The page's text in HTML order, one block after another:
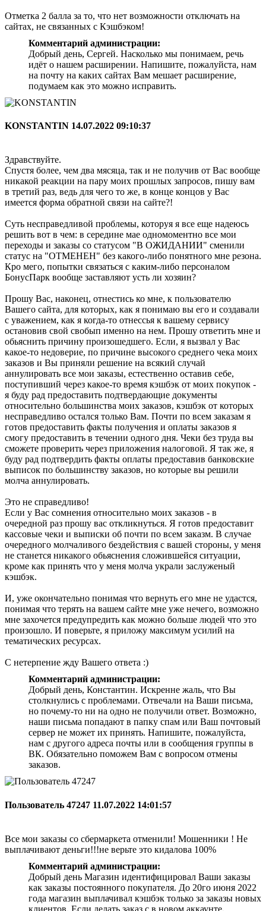
Отметка 2 балла за то, что нет возможности отключать на
сайтах, не связанных с Кэшбэком!
Комментарий администрации:
Добрый день, Сергей. Насколько мы понимаем, речь
идёт о нашем расширении. Напишите, пожалуйста, нам
на почту на каких сайтах Вам мешает расширение,
подумаем как это можно исправить.
KONSTANTIN 14.07.2022 09:10:37
Здравствуйте.
Спустя более, чем два мясяца, так и не получив от Вас вообще
никакой реакции на пару моих прошлых запросов, пишу вам
в третий раз, ведь для чего то же, в конце концов у Вас
имеется форма обратной связи на сайте?!
Суть несправедливой проблемы, которуя я все еще надеюсь
решить вот в чем: в середине мае одномоментно все мои
переходы и заказы со статусом "В ОЖИДАНИИ" сменили
статус на "ОТМЕНЕН" без какого-либо понятного мне резона.
Кро мего, попытки связаться с каким-либо персоналом
БонусПарк вообще заставляют усть ли хозяин?
Прошу Вас, наконец, отнестись ко мне, к пользователю
Вашего сайта, для которых, как я понимаю вы его и создавали
с уважением, как я когда-то отнессья к вашему сервису
остановив свой свобып именно на нем. Прошу ответить мне и
обьяснить причину произошедшего. Если, я вызвал у Вас
какое-то недоверие, по причине высокого среднего чека моих
заказов и Вы приняли решение на всякий случай
аннулировать все мои заказы, естественно оставив себе,
поступивший через какое-то время кэшбэк от моих покупок -
я буду рад предоставить подтвердающие документы
относительно большинства моих заказов, кэшбэк от которых
несправедливо остался только Вам. Почти по всем заказам я
готов предоставить факты получения и оплаты заказов я
смогу предоставить в течении одного дня. Чеки без труда вы
сможете проверить через приложения налоговой. Я так же, я
буду рад подтвердить факты оплаты предоставив банковские
выписок по большинству заказов, но которые вы решили
молча аннулировать.
Это не справедливо!
Если у Вас сомнения относительно моих заказов - в
очередной раз прошу вас откликнуться. Я готов предоставит
кассовые чеки и выписки об почти по всем заказм. В случае
очередного молчаливого бездействия с вашей стороны, у меня
не станется никакого обьяснения сложившейся ситуации,
кроме как принять что у меня молча украли заслуженый
кэшбэк.
И, уже окончательно понимая что вернуть его мне не удастся,
понимая что терять на вашем сайте мне уже нечего, возможно
мне захочется предупредить как можно больше людей что это
произошло. И поверьте, я приложу максимум усилий на
тематических ресурсах.
С нетерпение жду Вашего ответа :)
Комментарий администрации:
Добрый день, Константин. Искренне жаль, что Вы
столкнулись с проблемами. Отвечали на Ваши письма,
но почему-то ни на одно не получили ответ. Возможно,
наши письма попадают в папку спам или Ваш почтовый
сервер не может их принять. Напишите, пожалуйста,
нам с другого адреса почты или в сообщения группы в
ВК. Обязательно поможем Вам с вопросом отмены
заказов.
Пользователь 47247 11.07.2022 14:01:57
Все мои заказы со сбермаркета отменили! Мошенники ! Не
выплачивают деньги!!!не верьте это кидалова 100%
Комментарий администрации:
Добрый день Магазин идентифицировал Ваши заказы
как заказы постоянного покупателя. До 20го июня 2022
года магазин выплачивал кэшбэк только за заказы новых
клиентов. Если делать заказ с в новом аккаунте,